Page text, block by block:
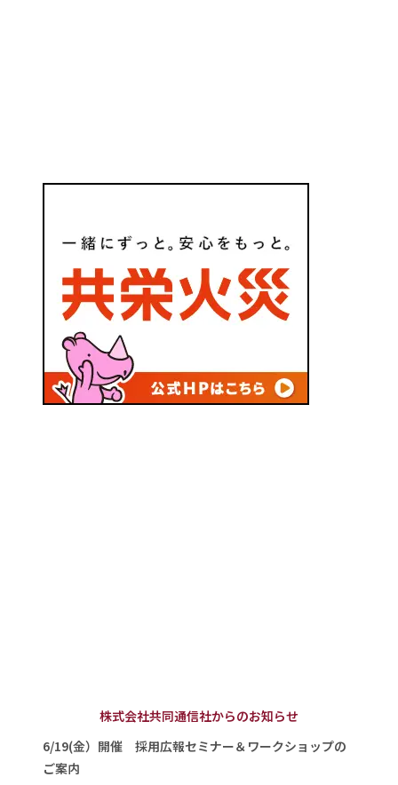
株式会社共同通信社からのお知らせ
6/19(金）開催 採用広報セミナー＆ワークショップの
ご案内